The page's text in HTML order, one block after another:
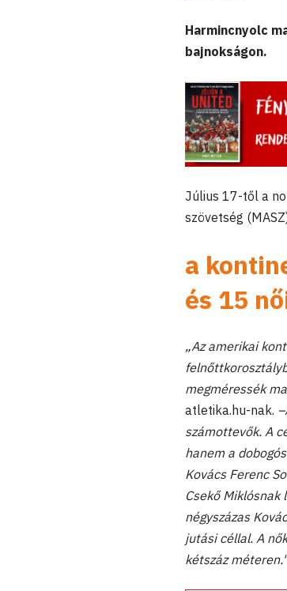
Harmincnyolc
bajnokságon.
Július 17-től a
szövetség
a
és 15
„Az amerikai
megméressék
atletika.hu-nak.
számottevők. A
hanem a
Kovács Ferenc
Csekő
négyszázas
jutási céllal. A
kétszáz méteren."